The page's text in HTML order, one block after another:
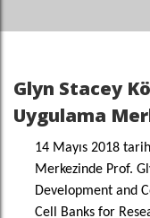
Glyn Stacey
Uygulama
14 Mayıs 2018
Merkezinde Prof.
Development and
Cell Banks for